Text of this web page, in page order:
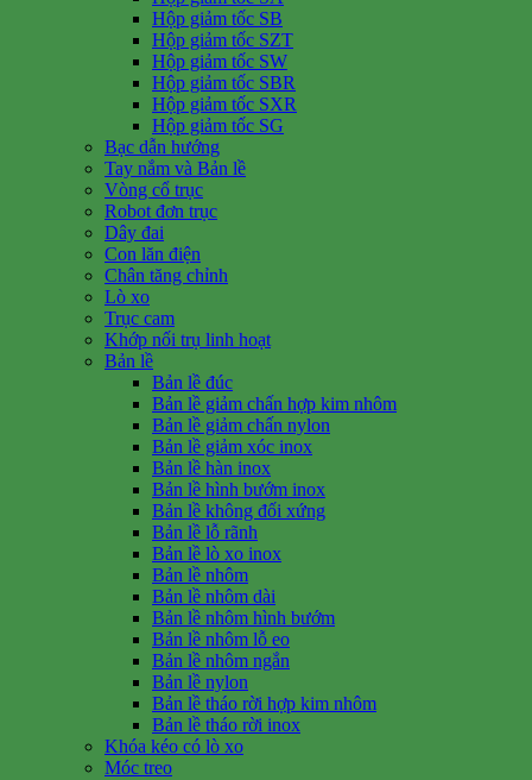
Hộp giảm tốc SB
Hộp giảm tốc SZT
Hộp giảm tốc SW
Hộp giảm tốc SBR
Hộp giảm tốc SXR
Hộp giảm tốc SG
Bạc dẫn hướng
Tay nắm và Bản lề
Vòng cổ trục
Robot đơn trục
Dây đai
Con lăn điện
Chân tăng chỉnh
Lò xo
Trục cam
Khớp nối trụ linh hoạt
Bản lề
Bản lề đúc
Bản lề giảm chấn hợp kim nhôm
Bản lề giảm chấn nylon
Bản lề giảm xóc inox
Bản lề hàn inox
Bản lề hình bướm inox
Bản lề không đối xứng
Bản lề lỗ rãnh
Bản lề lò xo inox
Bản lề nhôm
Bản lề nhôm dài
Bản lề nhôm hình bướm
Bản lề nhôm lỗ eo
Bản lề nhôm ngắn
Bản lề nylon
Bản lề tháo rời hợp kim nhôm
Bản lề tháo rời inox
Khóa kéo có lò xo
Móc treo